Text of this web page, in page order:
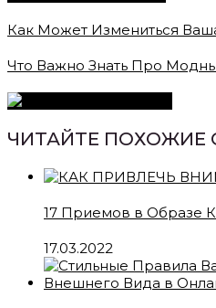
Как Может Измениться
Что Важно Знать Про
ЧИТАЙТЕ ПОХОЖИЕ
17 Приемов в Образе
17.03.2022